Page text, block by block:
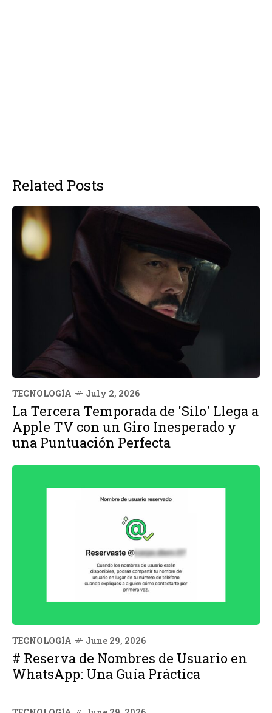
Related Posts
TECNOLOGÍA July 2, 2026
La Tercera Temporada de 'Silo' Llega a
Apple TV con un Giro Inesperado y
una Puntuación Perfecta
TECNOLOGÍA June 29, 2026
# Reserva de Nombres de Usuario en
WhatsApp: Una Guía Práctica